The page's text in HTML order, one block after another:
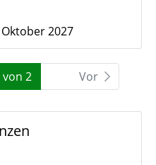
2027
von 2 Vor